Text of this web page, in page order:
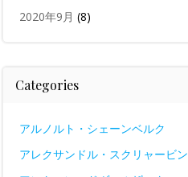
2020年9月 (8)
Categories
アルノルト・シェーンベルク
アレクサンドル・スクリャービン